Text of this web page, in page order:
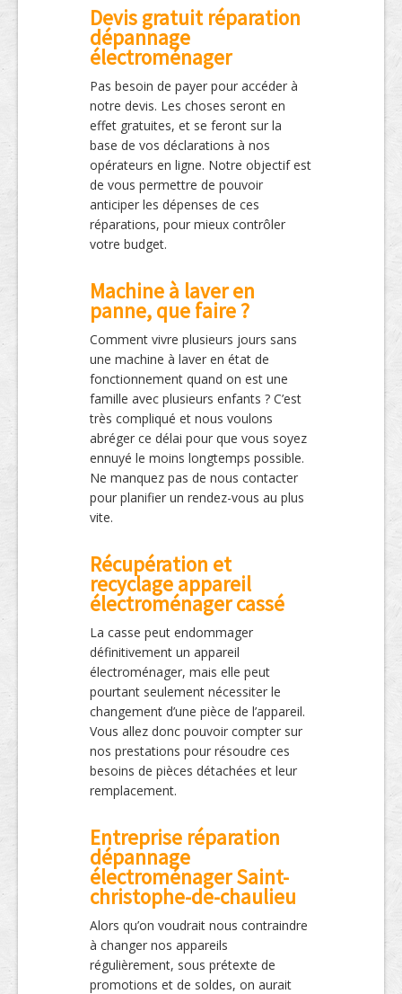
Devis gratuit réparation
dépannage
électroménager
Pas besoin de payer pour accéder à
notre devis. Les choses seront en
effet gratuites, et se feront sur la
base de vos déclarations à nos
opérateurs en ligne. Notre objectif est
de vous permettre de pouvoir
anticiper les dépenses de ces
réparations, pour mieux contrôler
votre budget.
Machine à laver en
panne, que faire ?
Comment vivre plusieurs jours sans
une machine à laver en état de
fonctionnement quand on est une
famille avec plusieurs enfants ? C’est
très compliqué et nous voulons
abréger ce délai pour que vous soyez
ennuyé le moins longtemps possible.
Ne manquez pas de nous contacter
pour planifier un rendez-vous au plus
vite.
Récupération et
recyclage appareil
électroménager cassé
La casse peut endommager
définitivement un appareil
électroménager, mais elle peut
pourtant seulement nécessiter le
changement d’une pièce de l’appareil.
Vous allez donc pouvoir compter sur
nos prestations pour résoudre ces
besoins de pièces détachées et leur
remplacement.
Entreprise réparation
dépannage
électroménager Saint-
christophe-de-chaulieu
Alors qu’on voudrait nous contraindre
à changer nos appareils
régulièrement, sous prétexte de
promotions et de soldes, on aurait